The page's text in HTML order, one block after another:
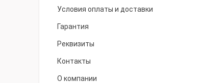
Условия оплаты и доставки
Гарантия
Реквизиты
Контакты
О компании